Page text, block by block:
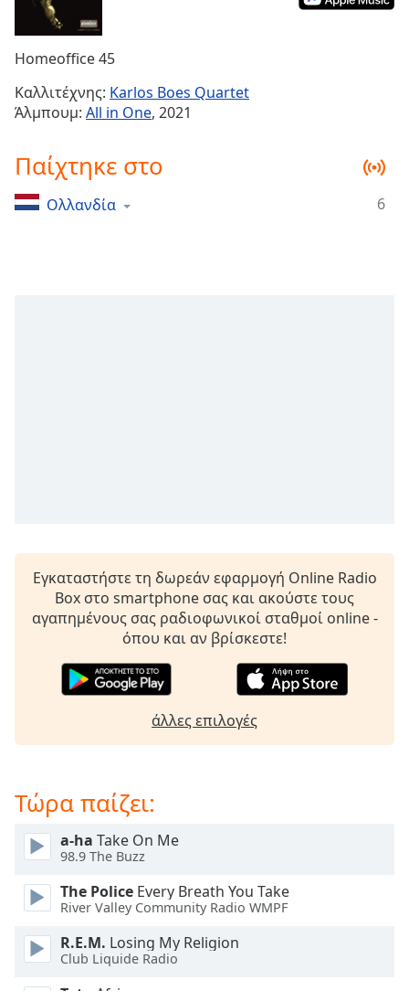
Duration
Loaded:
Stream
TypeLIVE
Seek to
live,
liveLIVE
Remaining
Time-
subtitles
settings
opens
subtitles
settings
subtitles
Audio
Picture-
in-
Fullscreen
This
window.
Beginning
Homeoffice 45
Καλλιτέχνης: Karlos Boes Quartet
Άλμπουμ: All in One, 2021
Παίχτηκε στο
Ολλανδία 6
Εγκαταστήστε τη δωρεάν εφαρμογή Online Radio
Box στο smartphone σας και ακούστε τους
αγαπημένους σας ραδιοφωνικοί σταθμοί online -
όπου και αν βρίσκεστε!
άλλες επιλογές
Τώρα παίζει:
a-ha Take On Me
98.9 The Buzz
The Police Every Breath You Take
River Valley Community Radio WMPF
R.E.M. Losing My Religion
Club Liquide Radio